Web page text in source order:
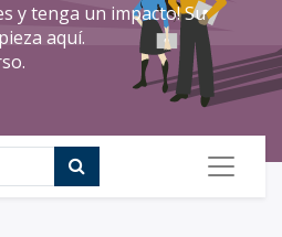
y tenga un impacto! Su
aquí.